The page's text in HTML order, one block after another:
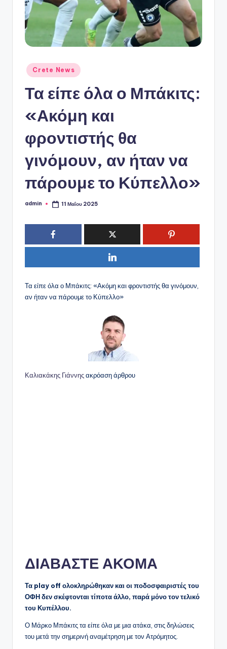
P
o
Αναρτήθηκε
σε
Crete News
Τα είπε όλα ο Μπάκιτς:
«Ακόμη και
φροντιστής θα
γινόμουν, αν ήταν να
πάρουμε το Κύπελλο»
Συγγραφέας:
admin 11 Μαΐου 2025
Τα είπε όλα ο Μπάκιτς: «Ακόμη και φροντιστής θα γινόμουν,
αν ήταν να πάρουμε το Κύπελλο»
Καλιακάκης Γιάννηςακρόαση άρθρου
ΔΙΑΒΑΣΤΕ ΑΚΟΜΑ
Τα play off ολοκληρώθηκαν και οι ποδοσφαιριστές του
ΟΦΗ δεν σκέφτονται τίποτα άλλο, παρά μόνο τον τελικό
του Κυπέλλου.
Ο Μάρκο Μπάκιτς τα είπε όλα με μια ατάκα, στις δηλώσεις
του μετά την σημερινή αναμέτρηση με τον Ατρόμητος.